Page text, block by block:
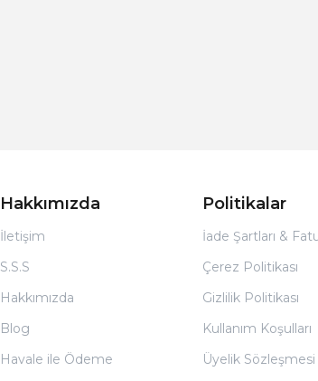
Hakkımızda
İletişim
S.S.S
Hakkımızda
Blog
Havale ile Ödeme
Politikalar
İade Şartları &
Çerez Politikası
Gizlilik Politikası
Kullanım Koşulları
Üyelik Sözleşmesi